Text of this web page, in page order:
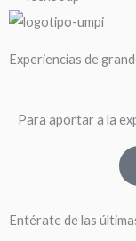
Experiencias de
Para aportar a la
Entérate de las